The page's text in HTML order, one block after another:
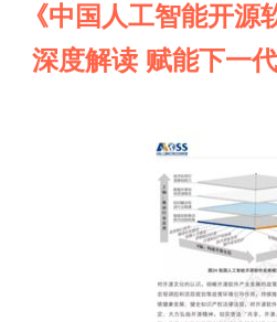
《中国人工智能开源
深度解读 赋能下一